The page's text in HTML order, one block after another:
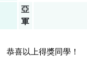
亞
軍
恭喜以上得獎同學！